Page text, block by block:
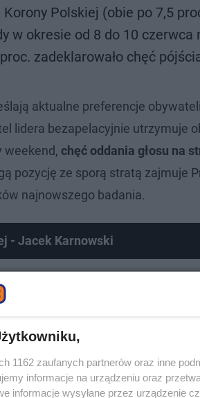
Polskiej (obie po 7,5
w okresie od 8 do 10
zadeklarowało chęć
aktualne preferencje
lidera bezapelacyjnie utrzymuje
weekend, chęć oddania głosu na
pozycję ze sporą stratą zajmuje
najnowszego badania.
- Jacek Karnowski
1162 zaufanych partnerów oraz inne
informacje na urządzeniu oraz
informacje wysyłane przez urządzenie